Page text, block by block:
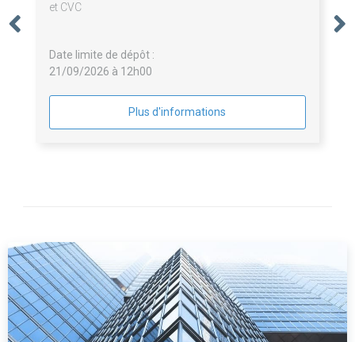
et CVC
Date limite de dépôt :
21/09/2026 à 12h00
Plus d'informations